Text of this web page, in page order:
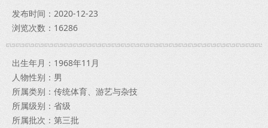
发布时间：2020-12-23
浏览次数：16286
出生年月：1968年11月
人物性别：男
所属类别：传统体育、游艺与杂技
所属级别：省级
所属批次：第三批